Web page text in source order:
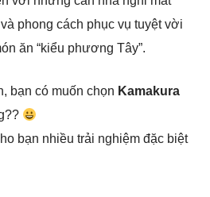
phong cách phục vụ tuyệt vời
ăn “kiểu phương Tây”.
bạn có muốn chọn Kamakura
bạn nhiều trải nghiệm đặc biệt